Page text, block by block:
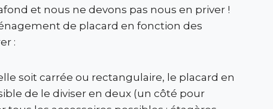
et nous ne devons pas nous en priver !
de placard en fonction des
:
soit carrée ou rectangulaire, le placard en
de le diviser en deux (un côté pour